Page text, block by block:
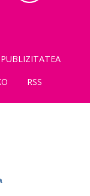
PUBLIZITATEA
RSS